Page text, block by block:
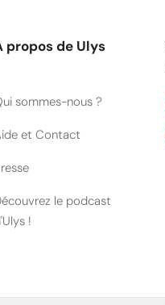
propos de Ulys
sommes-nous ?
et Contact
le podcast
!